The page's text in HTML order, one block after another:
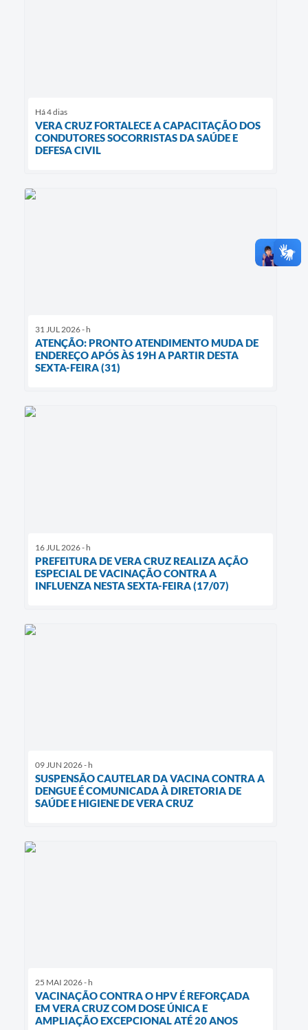
Há 4 dias
VERA CRUZ FORTALECE A CAPACITAÇÃO DOS
CONDUTORES SOCORRISTAS DA SAÚDE E
DEFESA CIVIL
31 JUL 2026 - h
ATENÇÃO: PRONTO ATENDIMENTO MUDA DE
ENDEREÇO APÓS ÀS 19H A PARTIR DESTA
SEXTA-FEIRA (31)
16 JUL 2026 - h
PREFEITURA DE VERA CRUZ REALIZA AÇÃO
ESPECIAL DE VACINAÇÃO CONTRA A
INFLUENZA NESTA SEXTA-FEIRA (17/07)
09 JUN 2026 - h
SUSPENSÃO CAUTELAR DA VACINA CONTRA A
DENGUE É COMUNICADA À DIRETORIA DE
SAÚDE E HIGIENE DE VERA CRUZ
25 MAI 2026 - h
VACINAÇÃO CONTRA O HPV É REFORÇADA
EM VERA CRUZ COM DOSE ÚNICA E
AMPLIAÇÃO EXCEPCIONAL ATÉ 20 ANOS